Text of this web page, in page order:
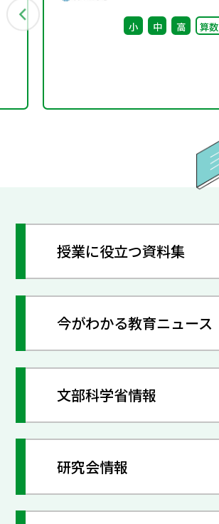
回） 配付資料
小 中 高 算数
授業に役立つ資料集
今がわかる教育ニュース
文部科学省情報
研究会情報